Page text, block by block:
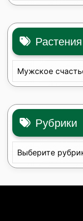
Растения
Рубрики
Рубрики